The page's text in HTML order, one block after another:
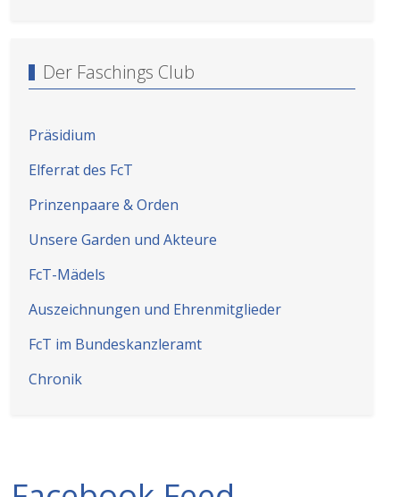
Der Faschings Club
Präsidium
Elferrat des FcT
Prinzenpaare & Orden
Unsere Garden und Akteure
FcT-Mädels
Auszeichnungen und Ehrenmitglieder
FcT im Bundeskanzleramt
Chronik